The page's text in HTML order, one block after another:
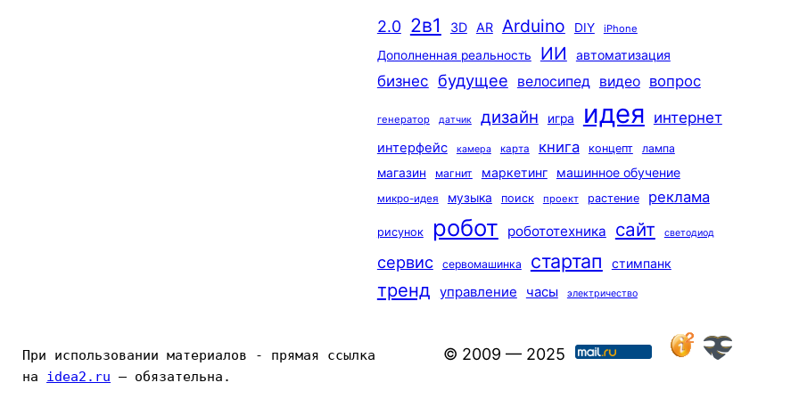
2.0 2в1 3D AR Arduino DIY iPhone
Дополненная реальность ИИ автоматизация
бизнес будущее велосипед видео вопрос
генератор датчик дизайн игра идея интернет
интерфейс камера карта книга концепт лампа
магазин магнит маркетинг машинное обучение
микро-идея музыка поиск проект растение реклама
рисунок робот робототехника сайт светодиод
сервис сервомашинка стартап стимпанк
тренд управление часы электричество
При использовании материалов - прямая ссылка
на idea2.ru — обязательна.
© 2009 — 2025